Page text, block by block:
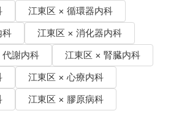
江東区 × 循環器内科
科
江東区 × 消化器内科
謝内科
江東区 × 腎臓内科
江東区 × 心療内科
江東区 × 膠原病科